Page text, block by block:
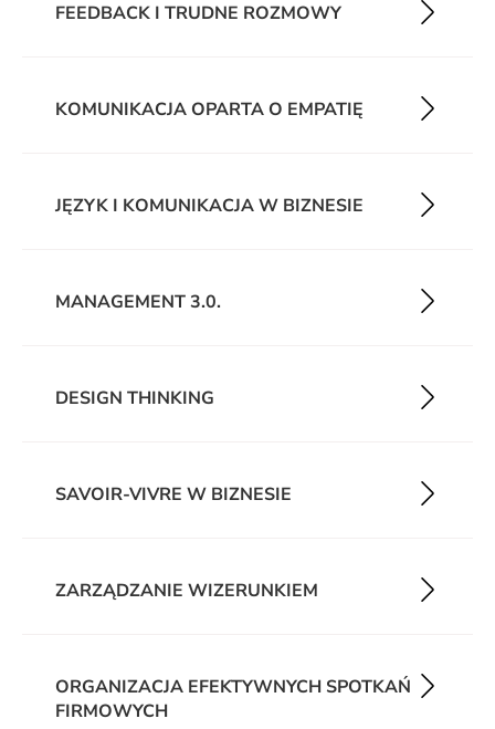
FEEDBACK I TRUDNE ROZMOWY
KOMUNIKACJA OPARTA O EMPATIĘ
JĘZYK I KOMUNIKACJA W BIZNESIE
MANAGEMENT 3.0.
DESIGN THINKING
SAVOIR-VIVRE W BIZNESIE
ZARZĄDZANIE WIZERUNKIEM
ORGANIZACJA EFEKTYWNYCH SPOTKAŃ
FIRMOWYCH